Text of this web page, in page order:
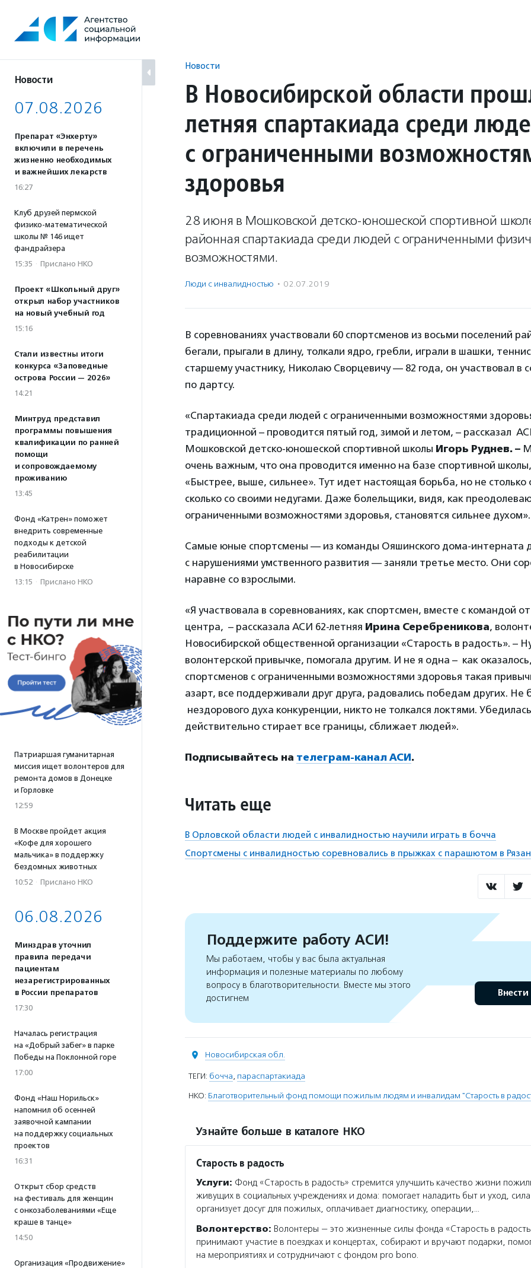
содержанию
Новости
07.08.2026
Препарат «Энхерту»
включили в перечень
жизненно необходимых
и важнейших лекарств
16:27
Клуб друзей пермской
физико-математической
школы № 146 ищет
фандрайзера
15:35 · Прислано НКО
Проект «Школьный друг»
открыл набор участников
на новый учебный год
15:16
Стали известны итоги
конкурса «Заповедные
острова России — 2026»
14:21
Минтруд представил
программы повышения
квалификации по ранней
помощи
и сопровождаемому
проживанию
13:45
Фонд «Катрен» поможет
внедрить современные
подходы к детской
реабилитации
в Новосибирске
13:15 · Прислано НКО
Патриаршая гуманитарная
миссия ищет волонтеров для
ремонта домов в Донецке
и Горловке
12:59
В Москве пройдет акция
«Кофе для хорошего
мальчика» в поддержку
бездомных животных
10:52 · Прислано НКО
06.08.2026
Минздрав уточнил
правила передачи
пациентам
незарегистрированных
в России препаратов
17:30
Началась регистрация
на «Добрый забег» в парке
Победы на Поклонной горе
17:00
Фонд «Наш Норильск»
напомнил об осенней
заявочной кампании
на поддержку социальных
проектов
16:31
Открыт сбор средств
на фестиваль для женщин
с онкозаболеваниями «Еще
краше в танце»
14:50
Организация «Продвижение»
Новости
В Новосибирской области
летняя спартакиада среди
с ограниченными
здоровья
28 июня в Мошковской детско-юношеской спортивной
районная спартакиада среди людей с ограниченными
возможностями.
Люди с инвалидностью · 02.07.2019
В соревнованиях участвовали 60 спортсменов из восьми поселений
бегали, прыгали в длину, толкали ядро, гребли, играли в шашки,
старшему участнику, Николаю Сворцевичу — 82 года, он участвовал в
по дартсу.
«Спартакиада среди людей с ограниченными возможностями
традиционной – проводится пятый год, зимой и летом, – рассказал
Мошковской детско-юношеской спортивной школы Игорь Руднев. –
очень важным, что она проводится именно на базе спортивной
«Быстрее, выше, сильнее». Тут идет настоящая борьба, но не столько
сколько со своими недугами. Даже болельщики, видя, как
ограниченными возможностями здоровья, становятся сильнее духом».
Самые юные спортсмены — из команды Ояшинского дома-интерната
с нарушениями умственного развития — заняли третье место. Они
наравне со взрослыми.
«Я участвовала в соревнованиях, как спортсмен, вместе с командой
центра, – рассказала АСИ 62-летняя Ирина Серебреникова,
Новосибирской общественной организации «Старость в радость». –
волонтерской привычке, помогала другим. И не я одна – как
спортсменов с ограниченными возможностями здоровья такая
азарт, все поддерживали друг друга, радовались победам других. Не
нездорового духа конкуренции, никто не толкался локтями.
действительно стирает все границы, сближает людей».
Подписывайтесь на телеграм-канал АСИ.
Читать еще
В Орловской области людей с инвалидностью научили играть в бочча
Спортсмены с инвалидностью соревновались в прыжках с парашютом в
Поддержите работу АСИ!
Мы работаем, чтобы у вас была актуальная
информация и полезные материалы по любому
вопросу в благотворительности. Вместе мы этого
достигнем
Внести
Новосибирская обл.
ТЕГИ: бочча, параспартакиада
НКО: Благотворительный фонд помощи пожилым людям и инвалидам "Старость в
Узнайте больше в каталоге НКО
Старость в радость
Услуги: Фонд «Старость в радость» стремится улучшить качество жизни
живущих в социальных учреждениях и дома: помогает наладить быт и уход,
организует досуг для пожилых, оплачивает диагностику, операции,…
Волонтерство: Волонтеры — это жизненные силы фонда «Старость в
принимают участие в поездках и концертах, собирают и вручают подарки,
на мероприятиях и сотрудничают с фондом pro bono.